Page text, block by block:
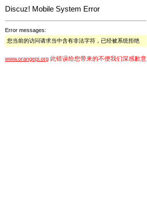
Discuz! Mobile System Error
Error messages:
您当前的访问请求当中含有非法字符，已经被系统拒绝
www.orangepi.org 此错误给您带来的不便我们深感歉意